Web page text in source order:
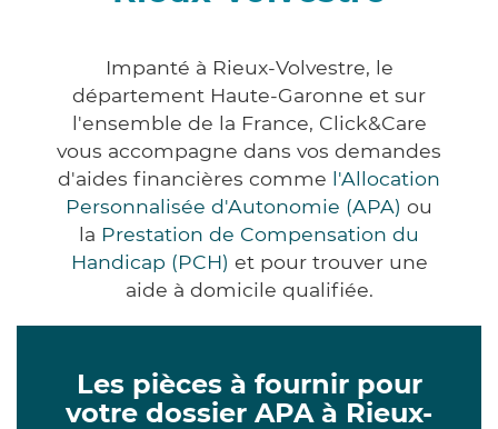
Impanté à Rieux-Volvestre, le
département Haute-Garonne et sur
l'ensemble de la France, Click&Care
vous accompagne dans vos demandes
d'aides financières comme l'Allocation
Personnalisée d'Autonomie (APA) ou
la Prestation de Compensation du
Handicap (PCH) et pour trouver une
aide à domicile qualifiée.
Les pièces à fournir pour
votre dossier APA à Rieux-